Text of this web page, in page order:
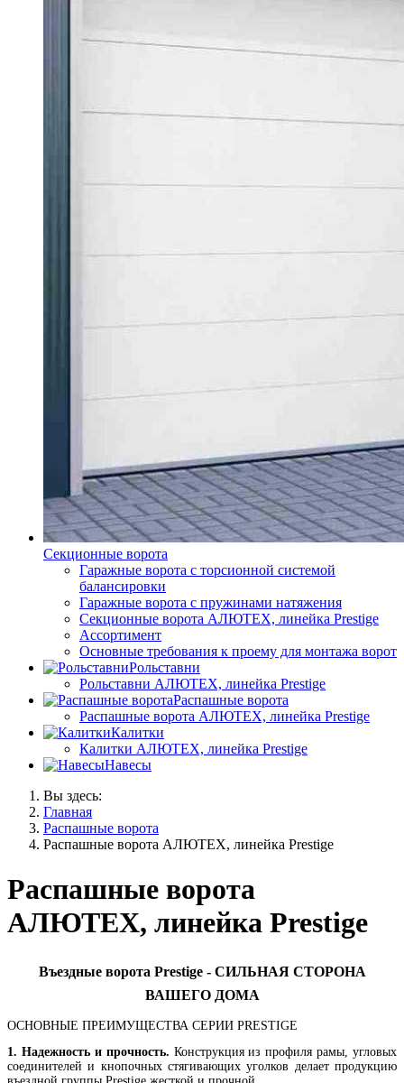
Секционные ворота
Гаражные ворота с торсионной системой
балансировки
Гаражные ворота с пружинами натяжения
Секционные ворота АЛЮТЕХ, линейка Prestige
Ассортимент
Основные требования к проему для монтажа ворот
Рольставни
Рольставни АЛЮТЕХ, линейка Prestige
Распашные ворота
Распашные ворота АЛЮТЕХ, линейка Prestige
Калитки
Калитки АЛЮТЕХ, линейка Prestige
Навесы
Вы здесь:
Главная
Распашные ворота
Распашные ворота АЛЮТЕХ, линейка Prestige
Распашные ворота
АЛЮТЕХ, линейка Prestige
Въездные ворота Prestige - СИЛЬНАЯ СТОРОНА
ВАШЕГО ДОМА
ОСНОВНЫЕ ПРЕИМУЩЕСТВА СЕРИИ PRESTIGE
1. Надежность и прочность. Конструкция из профиля рамы, угловых
соединителей и кнопочных стягивающих уголков делает продукцию